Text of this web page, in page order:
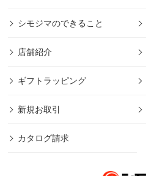
シモジマのできること
店舗紹介
ギフトラッピング
新規お取引
カタログ請求